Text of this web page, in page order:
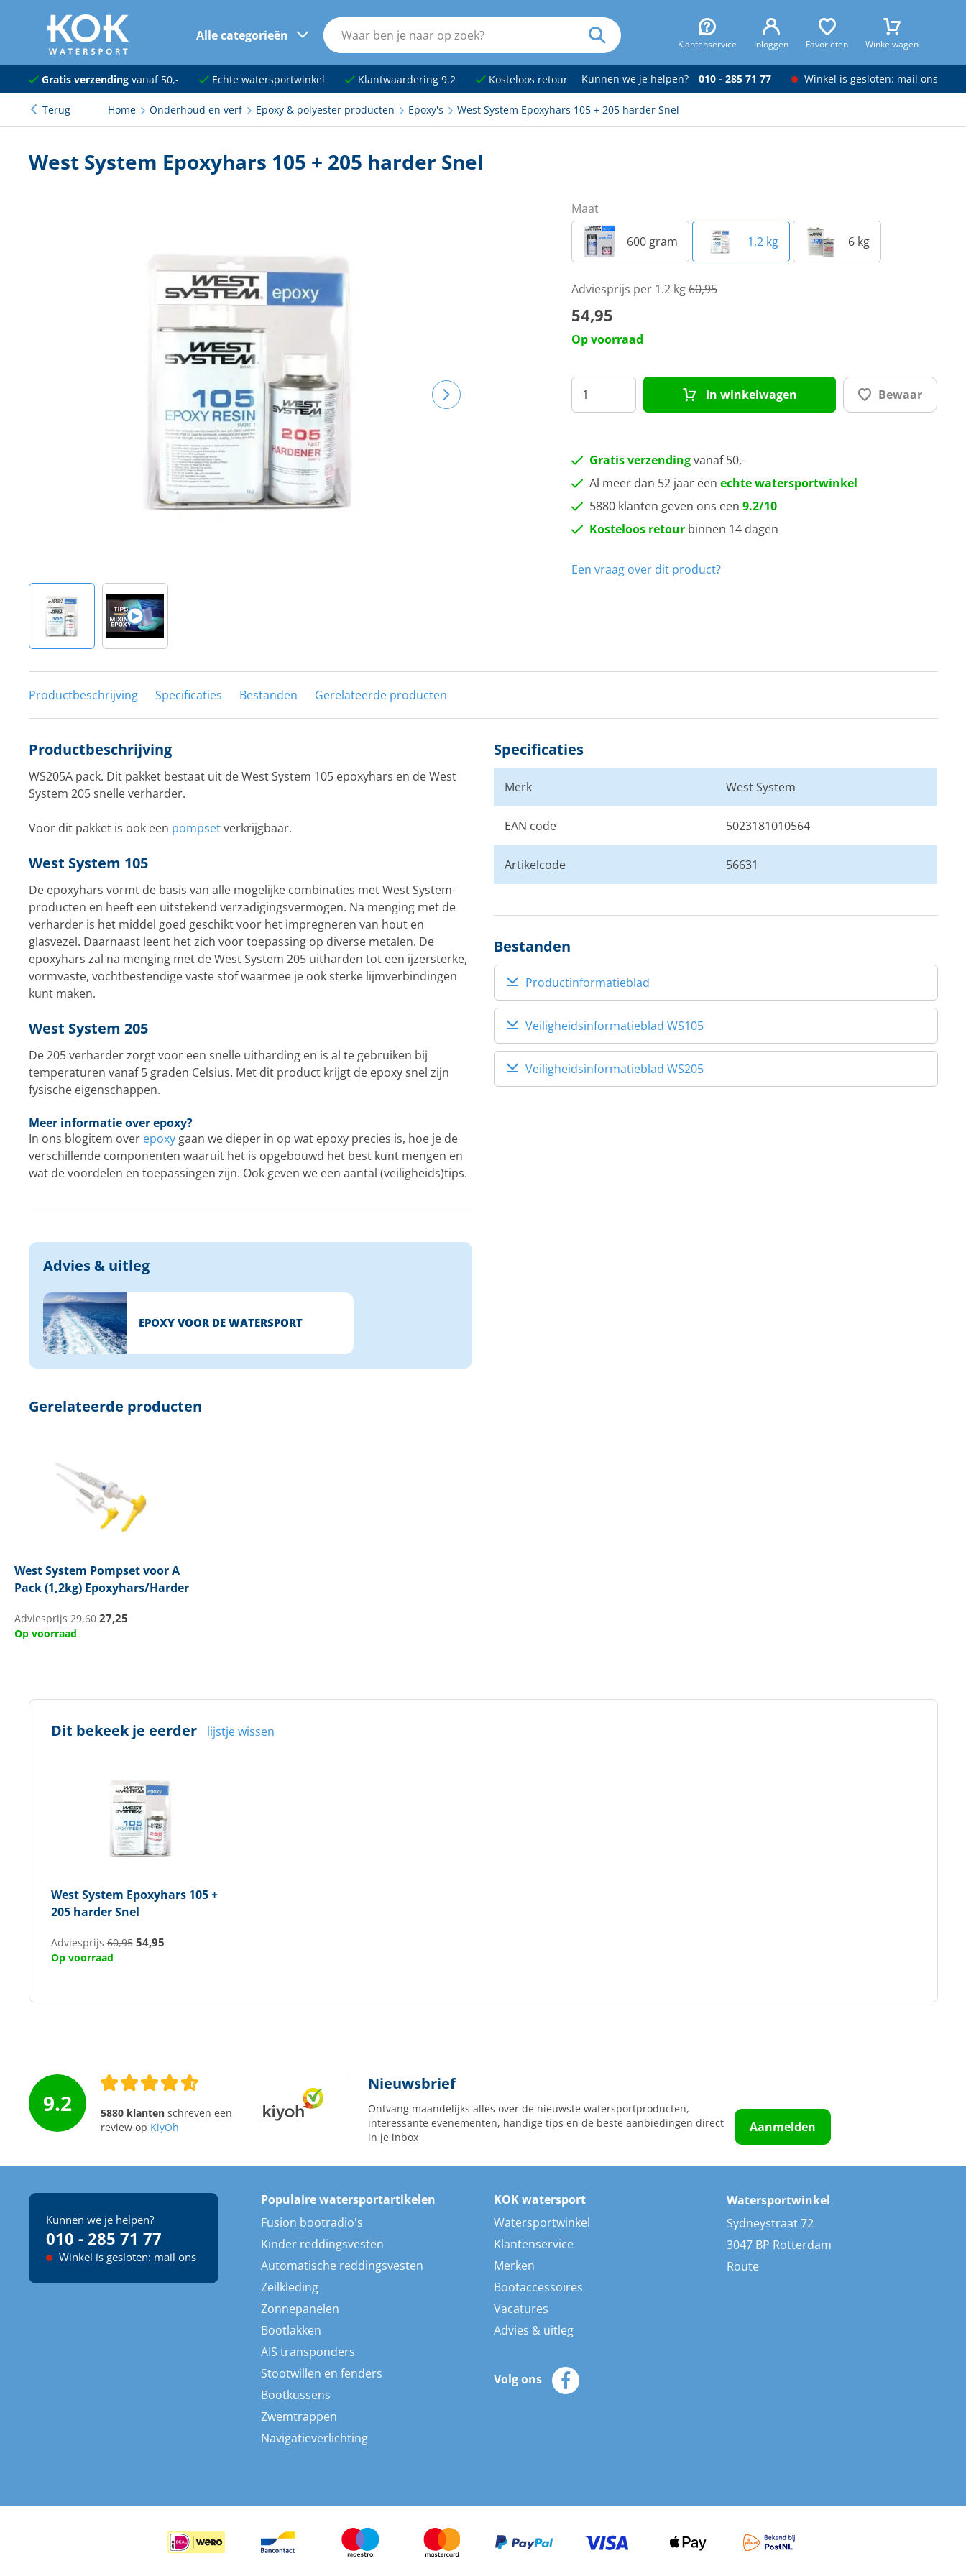
naar hoofdinhoud
Alle categorieën
Klantenservice Inloggen Favorieten Winkelwagen
Navigatie
Dekuitrusting
Onderhoud en verf
Kajuit en kombuis
Boten, toebehoren en fun
Meubels en lifestyle
Gratis verzendingvanaf 50,- Echte watersportwinkel Klantwaardering 9.2 Kosteloos retour Kunnen we je helpen? 010 - 285 71 77 Winkel is gesloten: mail ons
Terug Home Onderhoud en verf Epoxy & polyester producten Epoxy's West System Epoxyhars 105 + 205 harder Snel
West System Epoxyhars 105 + 205 harder Snel
Maat
600 gram 1,2 kg 6 kg
Adviesprijs per 1.2 kg60,95
54,95
Op voorraad
In winkelwagen Bewaar
Gratis verzendingvanaf 50,-
Al meer dan 52 jaar een echte watersportwinkel
5880 klanten geven ons een 9.2/10
Kosteloos retourbinnen 14 dagen
Een vraag over dit product?
Productbeschrijving Specificaties Bestanden Gerelateerde producten
Productbeschrijving
WS205A pack. Dit pakket bestaat uit de West System 105 epoxyhars en de West
System 205 snelle verharder.
Voor dit pakket is ook een pompsetverkrijgbaar.
West System 105
De epoxyhars vormt de basis van alle mogelijke combinaties met West System-
producten en heeft een uitstekend verzadigingsvermogen. Na menging met de
verharder is het middel goed geschikt voor het impregneren van hout en
glasvezel. Daarnaast leent het zich voor toepassing op diverse metalen. De
epoxyhars zal na menging met de West System 205 uitharden tot een ijzersterke,
vormvaste, vochtbestendige vaste stof waarmee je ook sterke lijmverbindingen
kunt maken.
West System 205
De 205 verharder zorgt voor een snelle uitharding en is al te gebruiken bij
temperaturen vanaf 5 graden Celsius. Met dit product krijgt de epoxy snel zijn
fysische eigenschappen.
Meer informatie over epoxy?
In ons blogitem over epoxygaan we dieper in op wat epoxy precies is, hoe je de
verschillende componenten waaruit het is opgebouwd het best kunt mengen en
wat de voordelen en toepassingen zijn. Ook geven we een aantal (veiligheids)tips.
Advies & uitleg
EPOXY VOOR DE WATERSPORT
Specificaties
Merk West System
EAN code 5023181010564
Artikelcode 56631
Bestanden
Productinformatieblad
Veiligheidsinformatieblad WS105
Veiligheidsinformatieblad WS205
Gerelateerde producten
West System Pompset voor A
Pack (1,2kg) Epoxyhars/Harder
Adviesprijs29,60 27,25
Op voorraad
Dit bekeek je eerder lijstje wissen
West System Epoxyhars 105 +
205 harder Snel
Adviesprijs60,95 54,95
Op voorraad
9.2 5880 klantenschreven een
review op KiyOh
Nieuwsbrief
Ontvang maandelijks alles over de nieuwste watersportproducten,
interessante evenementen, handige tips en de beste aanbiedingen direct
in je inbox
Aanmelden
Kunnen we je helpen?
010 - 285 71 77
Winkel is gesloten: mail ons
Populaire watersportartikelen
Fusion bootradio's
Kinder reddingsvesten
Automatische reddingsvesten
Zeilkleding
Zonnepanelen
Bootlakken
AIS transponders
Stootwillen en fenders
Bootkussens
Zwemtrappen
Navigatieverlichting
KOK watersport
Watersportwinkel
Klantenservice
Merken
Bootaccessoires
Vacatures
Advies & uitleg
Volg ons
Watersportwinkel
Sydneystraat 72
3047 BP Rotterdam
Route